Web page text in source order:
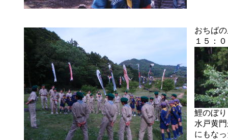
おちば
１５：
鯉のぼ
水戸黄
にもな